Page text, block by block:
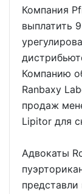
Компания
выплатить
Компанию
Ranbaxy
продаж
Lipitor для
Адвокаты
представли